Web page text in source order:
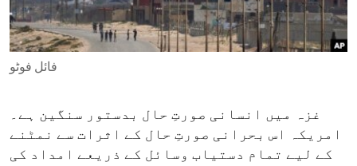
ENVIRONMENT AND HEALTH
IDEALS AND INSTITUTIONS
فائل فوٹو
غزہ میں انسانی صورتِ حال بدستور سنگین ہے۔
امریکہ اس بحرانی صورتِ حال کے اثرات سے نمٹنے
کے لیے تمام دستیاب وسائل کے ذریعے امداد کی